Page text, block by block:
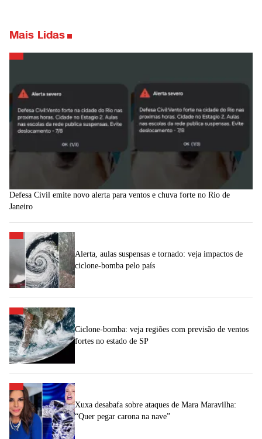
Mais Lidas
Defesa Civil emite novo alerta para ventos e chuva forte no Rio de
Janeiro
Alerta, aulas suspensas e tornado: veja impactos de
ciclone-bomba pelo país
Ciclone-bomba: veja regiões com previsão de ventos
fortes no estado de SP
Xuxa desabafa sobre ataques de Mara Maravilha:
“Quer pegar carona na nave”